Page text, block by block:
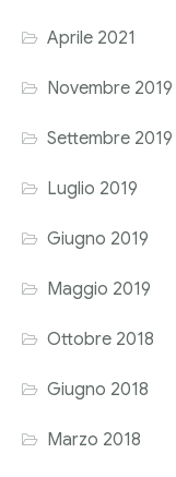
Aprile 2021
Novembre 2019
Settembre 2019
Luglio 2019
Giugno 2019
Maggio 2019
Ottobre 2018
Giugno 2018
Marzo 2018